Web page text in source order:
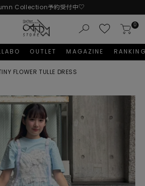
Collection予約受付中♡
0
OUTLET MAGAZINE
FLOWER TULLE DRESS